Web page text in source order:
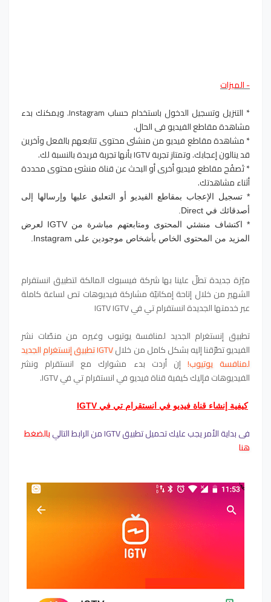
- الميزات
* التنزيل وتسجيل الدخول باستخدام حساب Instagram. ويمكنك بدء
مشاهدة مقاطع الفيديو في الحال.
* مشاهدة مقاطع فيديو من منشئي محتوى تتابعهم بالفعل وآخرين
قد ينالون إعجابك. وتمتاز تجربة IGTV بأنها تجربة فريدة بالنسبة لك.
* تَصفُح مقاطع فيديو أخرى أو البحث عن قناة منشئ محتوى محددة
أثناء مشاهدتك.
* تسجيل الإعجاب بمقاطع الفيديو أو التعليق عليها وإرسالها إلى
أصدقائك في Direct.
* اكتشاف منشئي المحتوى ومتابعتهم مباشرة من IGTV لعرض
المزيد من المحتوى الخاص بأشخاص موجودين على Instagram.
ميّزة جديدة تطلّ علينا بها شركة فيسبوك المالكة لتطبيق انستقرام
الشهير من خلال إتاحة إمكانيّة مشاركة فيديوهات تص لساعة كاملة
عبر خدمتها الجديدة انستقرام تي في IGTVIGTV
تطبيق إنستغرام الجديد لمنافسة يوتيوب وغيره من منصّات نشر
الفيديو تطرّقنا إليه بشكل كامل من خلال
IGTV تطبيق إنستغرام الجديد
لمنافسة يوتيوب! إن أردت بدء مشوارك مع انستقرام ونشر
الفيديوهات فإليك كيفية قناة فيديو في انستقرام تي في IGTV.
كيفية إنشاء قناة فيديو في انستقرام تي في IGTV
في بداية الأمر يجب عليك تحميل تطبيق IGTV من الرابط التالي
بالضغط
هنا